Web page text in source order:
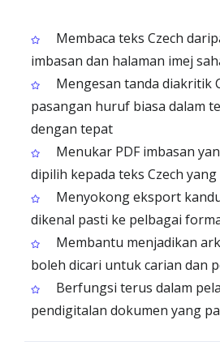
Membaca teks Czech
imbasan dan halaman imej
Mengesan tanda diakritik
pasangan huruf biasa dalam
dengan tepat
Menukar PDF imbasan
dipilih kepada teks Czech
Menyokong eksport
dikenal pasti ke pelbagai
Membantu menjadikan
boleh dicari untuk carian dan
Berfungsi terus dalam
pendigitalan dokumen yang